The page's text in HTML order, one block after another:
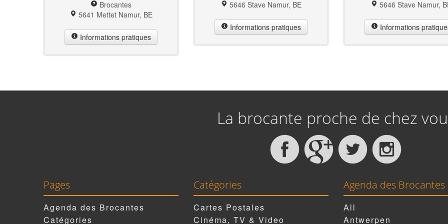
Brocantes
5641 Mettet Namur, BE
Informations pratiques
5646 Stave Namur, BE
Informations pratiques
5646 Stave Namur,
Informations
La brocante proche de chez
Pages
Agenda des Brocantes
Catégories
Catégories
Cartes Postales
Cinéma, TV & Video
Agenda des Brocantes
All
Antwerpen